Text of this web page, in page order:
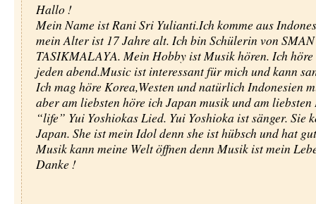
Hallo !
Mein Name ist Rani Sri Yulianti.Ich komme aus
mein Alter ist 17 Jahre alt. Ich bin Schülerin von
TASIKMALAYA. Mein Hobby ist Musik hören. Ich höre
jeden abend.Music ist interessant für mich und kann
Ich mag höre Korea,Westen und natürlich Indonesien
aber am liebsten höre ich Japan musik und am
“life” Yui Yoshiokas Lied. Yui Yoshioka ist sänger. Sie
Japan. She ist mein Idol denn she ist hübsch und hat
Musik kann meine Welt öffnen denn Musik ist mein
Danke !